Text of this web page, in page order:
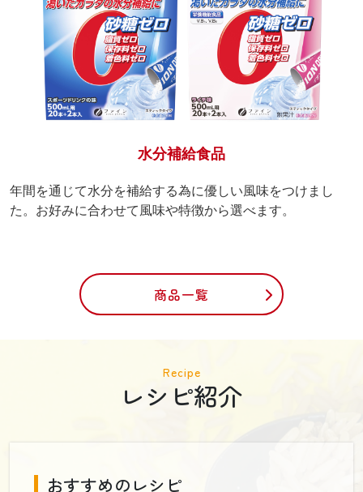
水分補給食品
年間を通じて水分を補給する為に優しい風味をつけまし
た。お好みに合わせて風味や特徴から選べます。
商品一覧
Recipe
レシピ紹介
おすすめのレシピ